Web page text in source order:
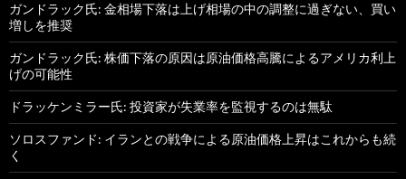
ガンドラック氏: 金相場下落は上げ相場の中の調整に過ぎない、買い
増しを推奨
ガンドラック氏: 株価下落の原因は原油価格高騰によるアメリカ利上
げの可能性
ドラッケンミラー氏: 投資家が失業率を監視するのは無駄
ソロスファンド: イランとの戦争による原油価格上昇はこれからも続
く